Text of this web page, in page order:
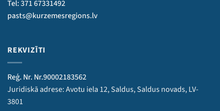
Tel: 371 67331492
pasts@kurzemesregions.lv
REKVIZĪTI
Reģ. Nr. Nr.90002183562
Juridiskā adrese: Avotu iela 12, Saldus, Saldus novads, LV-
3801